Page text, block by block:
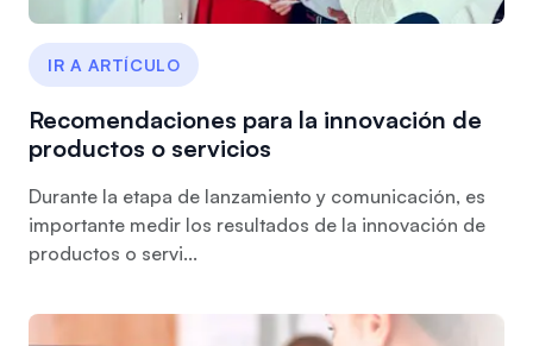
IR A ARTÍCULO
Recomendaciones para la innovación de
productos o servicios
Durante la etapa de lanzamiento y comunicación, es
importante medir los resultados de la innovación de
productos o servi...